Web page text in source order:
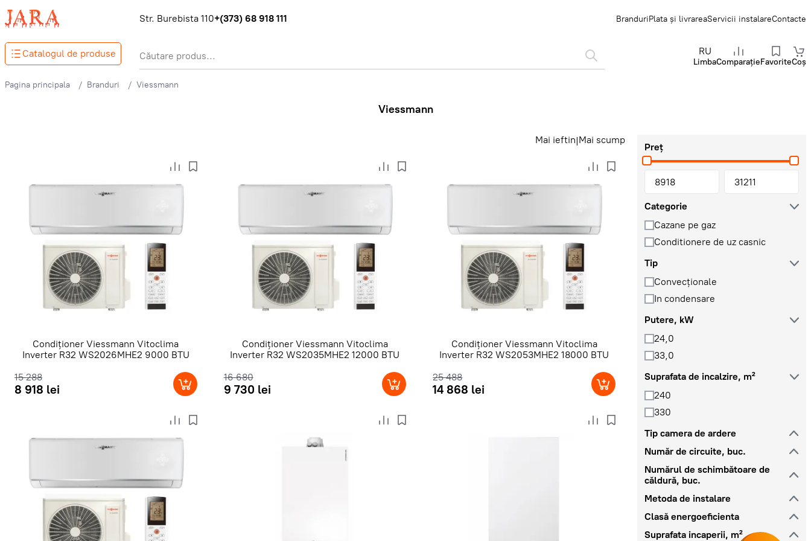
Str. Burebista 110+(373) 68 918 111 BranduriPlata și livrareaServicii instalareContacte
Catalogul de produse RU
LimbaComparațieFavoriteCoș
Pagina principala Branduri Viessmann
Viessmann
Mai ieftin|Mai scump
Condiționer Viessmann Vitoclima
Inverter R32 WS2026MHE2 9000 BTU
15 288
8 918 lei
Condiționer Viessmann Vitoclima
Inverter R32 WS2035MHE2 12000 BTU
16 680
9 730 lei
Condiționer Viessmann Vitoclima
Inverter R32 WS2053MHE2 18000 BTU
25 488
14 868 lei
Preț
Categorie
Cazane pe gaz
Conditionere de uz casnic
Tip
Convecţionale
In condensare
Putere, kW
24,0
33,0
Suprafata de incalzire, m²
240
330
Tip camera de ardere
Număr de circuite, buc.
Numărul de schimbătoare de
căldură, buc.
Metoda de instalare
Clasă energoeficienta
Suprafata incaperii, m²